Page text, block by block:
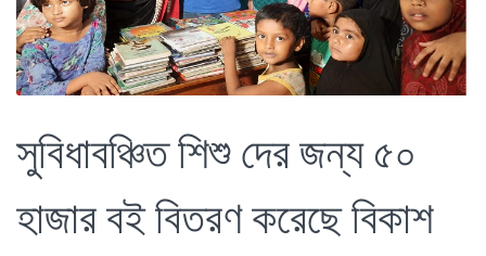
সুবিধাবঞ্চিত শিশু দের জন্য ৫০
হাজার বই বিতরণ করেছে বিকাশ